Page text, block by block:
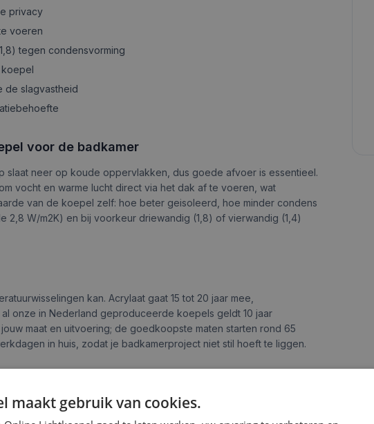
privacy
voeren
tegen condensvorming
de slagvastheid
voor de badkamer
slaat neer op koude oppervlakken, dus goede afvoer is essentieel.
vocht en warme lucht direct via het dak af te voeren, wat
van de koepel zelf: hoe beter geisoleerd, hoe minder condens
2,8 W/m2K) en bij voorkeur driewandig (1,8) of vierwandig (1,4)
kan. Acrylaat gaat 15 tot 20 jaar mee,
onze in Nederland geproduceerde koepels geldt 10 jaar
maat en uitvoering; de goedkoopste maten starten rond 65
in huis, zodat je badkamerproject niet stil hoeft te liggen.
maakt gebruik van cookies.